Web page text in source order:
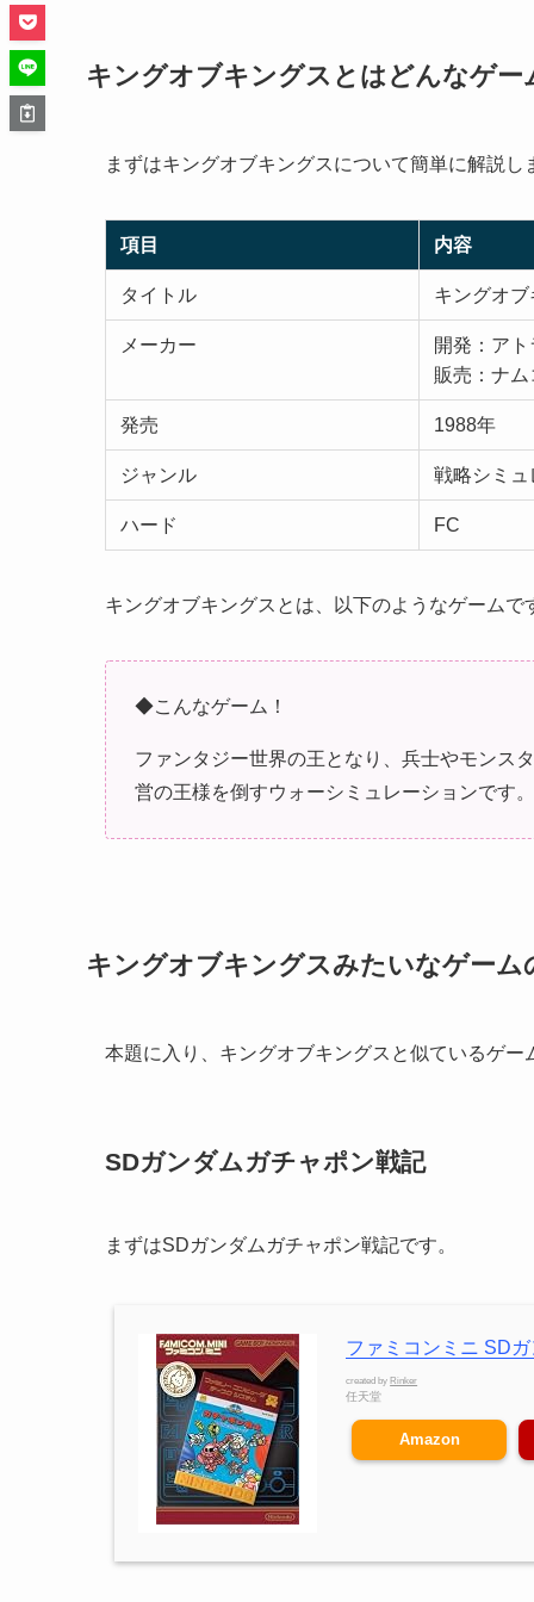
キングオブキングスとはどんなゲー
まずはキングオブキングスについて簡単に解説し
項目 内容
タイトル キングオ
メーカー
開発：アト
販売：ナム
発売 1988年
ジャンル 戦略シミ
ハード FC
キングオブキングスとは、以下のようなゲームで
◆こんなゲーム！
ファンタジー世界の王となり、兵士やモンス
営の王様を倒すウォーシミュレーションです。
キングオブキングスみたいなゲー
本題に入り、キングオブキングスと似ているゲー
SDガンダムガチャポン戦記
まずはSDガンダムガチャポン戦記です。
ファミコンミニ SD
created byRinker
任天堂
Amazon